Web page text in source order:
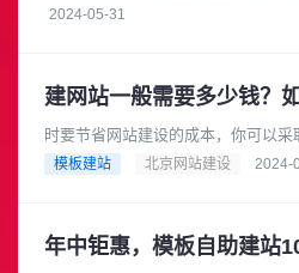
时，您可以从以下几个方面进行考察
2024-05-31
时要节省网站建设的成本，你可以
适的网站类型根据你的业务需求和预
模板建站 北京网站建设 2024-
年中钜惠，模板自助建站